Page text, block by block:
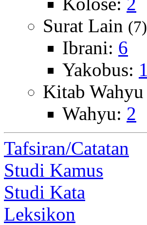
Surat Lain (7)
Ibrani: 6
Yakobus: 1
Kitab Wahyu
Wahyu: 2
Tafsiran/Catatan
Studi Kamus
Studi Kata
Leksikon